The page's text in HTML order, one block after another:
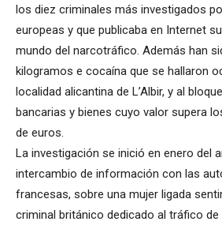
los diez criminales más investigados
europeas y que publicaba en Internet
mundo del narcotráfico. Además han
kilogramos e cocaína que se hallaron
localidad alicantina de L’Albir, y al
bancarias y bienes cuyo valor supera
de euros.
La investigación se inició en enero del
intercambio de información con las
francesas, sobre una mujer ligada
criminal británico dedicado al tráfico